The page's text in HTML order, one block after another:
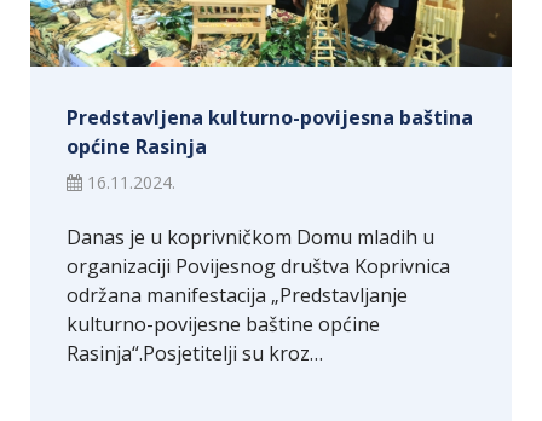
Predstavljena kulturno-povijesna baština
općine Rasinja
16.11.2024.
Danas je u koprivničkom Domu mladih u
organizaciji Povijesnog društva Koprivnica
održana manifestacija „Predstavljanje
kulturno-povijesne baštine općine
Rasinja“.Posjetitelji su kroz…